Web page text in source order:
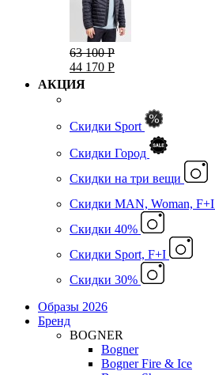
63 100 Р
44 170 Р
АКЦИЯ
Скидки Sport
Скидки Город
Cкидки на три вещи
Скидки MAN, Woman, F+I
Скидки 40%
Скидки Sport, F+I
Скидки 30%
Образы 2026
Бренд
BOGNER
Bogner
Bogner Fire & Ice